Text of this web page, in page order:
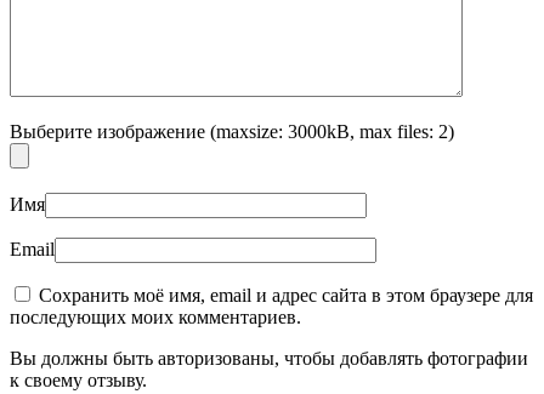
Выберите изображение (maxsize: 3000kB, max files: 2)
Имя
Email
Сохранить моё имя, email и адрес сайта в этом браузере для
последующих моих комментариев.
Вы должны быть авторизованы, чтобы добавлять фотографии
к своему отзыву.